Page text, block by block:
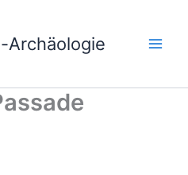
Archäologie